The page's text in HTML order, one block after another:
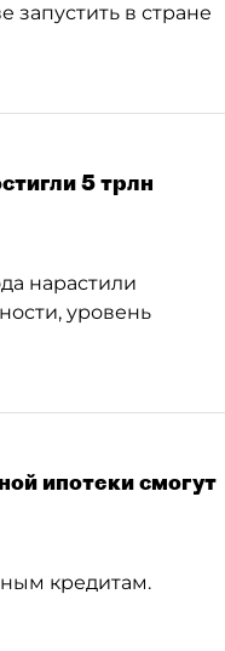
запустить в стране
5 трлн
нарастили
уровень
ипотеки смогут
кредитам.